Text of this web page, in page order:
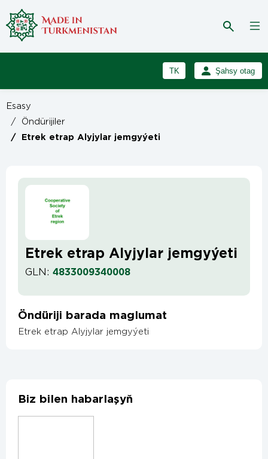
TK
RU
Şahsy otag
Esasy
/
Öndürijiler
/ Etrek etrap Alyjylar jemgyýeti
Etrek etrap Alyjylar jemgyýeti
GLN: 4833009340008
Öndüriji barada maglumat
Etrek etrap Alyjylar jemgyýeti
Biz bilen habarlaşyň